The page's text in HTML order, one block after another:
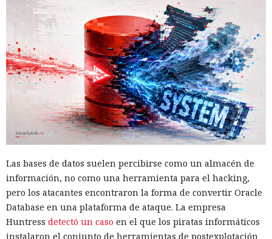
Los desarrolladores, que durante años soportaron fallos
repentinos de Node.js al compilar aplicaciones complejas,
pudieron respirar más tranquilos: salió una nueva versión
del conocido mensaje «FATAL ERROR». El equipo de Next.js
resentóla versión 16.3 — la primera actualización
importante desde octubre de 2025, que reduce el consumo
de memoria RAM en desarrollo hasta un 90% y, además,
acelera el renderizado y el funcionamiento en general.
Las bases de datos suelen percibirse como un almacén de
información, no como una herramienta para el hacking,
pero los atacantes encontraron la forma de convertir Oracle
Database en una plataforma de ataque. La empresa
Huntress detectó un caso en el que los piratas informáticos
instalaron el conjunto de herramientas de postexplotación